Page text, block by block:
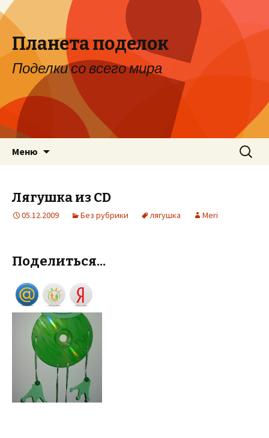
Планета поделок
Поделки со всего мира
Меню Найти:
Лягушка из CD
05.12.2009 Без рубрики лягушка Meri
Поделиться...